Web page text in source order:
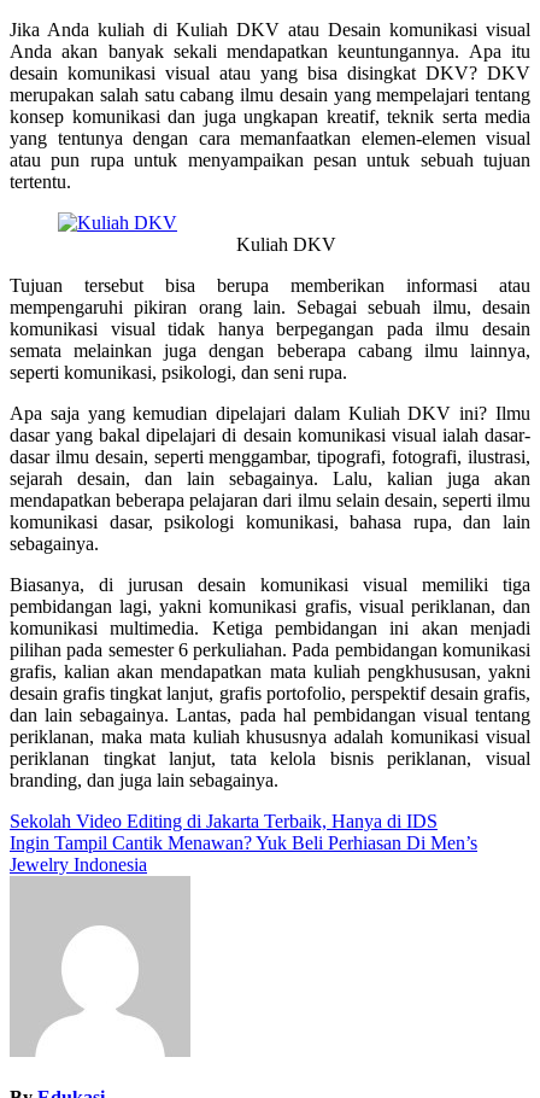
Jika Anda kuliah di Kuliah DKV atau Desain komunikasi visual
Anda akan banyak sekali mendapatkan keuntungannya. Apa itu
desain komunikasi visual atau yang bisa disingkat DKV? DKV
merupakan salah satu cabang ilmu desain yang mempelajari tentang
konsep komunikasi dan juga ungkapan kreatif, teknik serta media
yang tentunya dengan cara memanfaatkan elemen-elemen visual
atau pun rupa untuk menyampaikan pesan untuk sebuah tujuan
tertentu.
Kuliah DKV
Tujuan tersebut bisa berupa memberikan informasi atau
mempengaruhi pikiran orang lain. Sebagai sebuah ilmu, desain
komunikasi visual tidak hanya berpegangan pada ilmu desain
semata melainkan juga dengan beberapa cabang ilmu lainnya,
seperti komunikasi, psikologi, dan seni rupa.
Apa saja yang kemudian dipelajari dalam Kuliah DKVini? Ilmu
dasar yang bakal dipelajari di desain komunikasi visual ialah dasar-
dasar ilmu desain, seperti menggambar, tipografi, fotografi, ilustrasi,
sejarah desain, dan lain sebagainya. Lalu, kalian juga akan
mendapatkan beberapa pelajaran dari ilmu selain desain, seperti ilmu
komunikasi dasar, psikologi komunikasi, bahasa rupa, dan lain
sebagainya.
Biasanya, di jurusan desain komunikasi visual memiliki tiga
pembidangan lagi, yakni komunikasi grafis, visual periklanan, dan
komunikasi multimedia. Ketiga pembidangan ini akan menjadi
pilihan pada semester 6 perkuliahan. Pada pembidangan komunikasi
grafis, kalian akan mendapatkan mata kuliah pengkhususan, yakni
desain grafis tingkat lanjut, grafis portofolio, perspektif desain grafis,
dan lain sebagainya. Lantas, pada hal pembidangan visual tentang
periklanan, maka mata kuliah khususnya adalah komunikasi visual
periklanan tingkat lanjut, tata kelola bisnis periklanan, visual
branding, dan juga lain sebagainya.
Post
navigation
Sekolah Video Editing di Jakarta Terbaik, Hanya di IDS
Ingin Tampil Cantik Menawan? Yuk Beli Perhiasan Di Men’s
Jewelry Indonesia